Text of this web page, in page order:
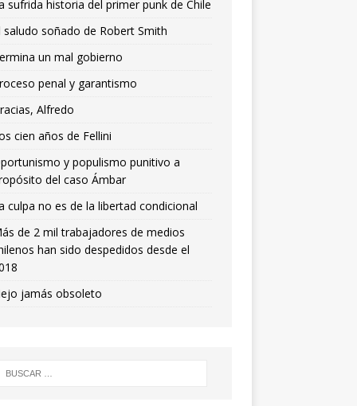
sufrida historia del primer punk de Chile
saludo soñado de Robert Smith
un mal gobierno
penal y garantismo
Alfredo
cien años de Fellini
y populismo punitivo a
del caso Ámbar
culpa no es de la libertad condicional
de 2 mil trabajadores de medios
han sido despedidos desde el
jamás obsoleto